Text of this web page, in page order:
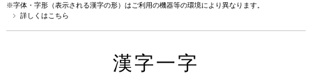
※字体・字形（表示される漢字の形）はご利用の機器等の環境により異なります。
詳しくはこちら
漢字一字